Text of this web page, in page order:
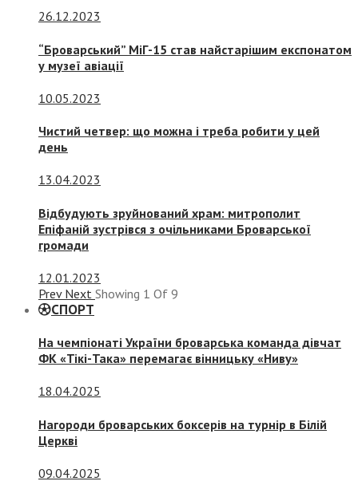
26.12.2023
“Броварський” МіГ-15 став найстарішим експонатом
у музеї авіації
10.05.2023
Чистий четвер: що можна і треба робити у цей
день
13.04.2023
Відбудують зруйнований храм: митрополит
Епіфаній зустрівся з очільниками Броварської
громади
12.01.2023
Prev Next Showing 1 Of 9
СПОРТ
На чемпіонаті України броварська команда дівчат
ФК «Тікі-Така» перемагає вінницьку «Ниву»
18.04.2025
Нагороди броварських боксерів на турнір в Білій
Церкві
09.04.2025